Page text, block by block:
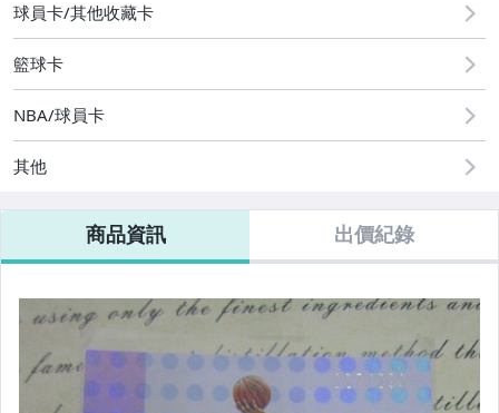
球員卡/其他收藏卡
籃球卡
NBA/球員卡
其他
商品資訊 出價紀錄